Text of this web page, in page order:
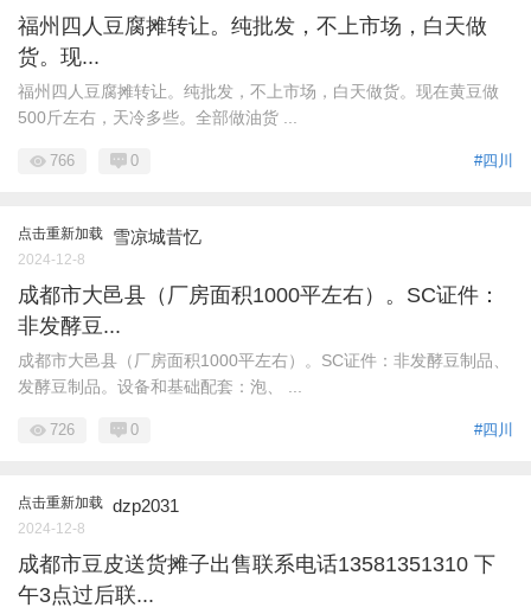
福州四人豆腐摊转让。纯批发，不上市场，白天做
货。现...
福州四人豆腐摊转让。纯批发，不上市场，白天做货。现在黄豆做
500斤左右，天冷多些。全部做油货 ...
#四川
766 0
点击重新加载 雪凉城昔忆
2024-12-8
成都市大邑县（厂房面积1000平左右）。SC证件：
非发酵豆...
成都市大邑县（厂房面积1000平左右）。SC证件：非发酵豆制品、
发酵豆制品。设备和基础配套：泡、 ...
#四川
726 0
点击重新加载 dzp2031
2024-12-8
成都市豆皮送货摊子出售联系电话13581351310 下
午3点过后联...